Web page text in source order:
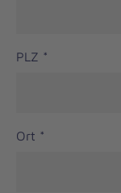
PLZ *
Ort *